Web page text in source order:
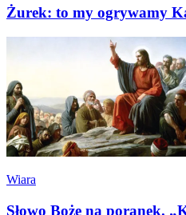
Żurek: to my ogrywamy
Wiara
Słowo Boże na poranek.